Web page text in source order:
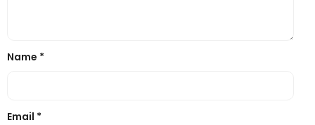
Name *
Email *